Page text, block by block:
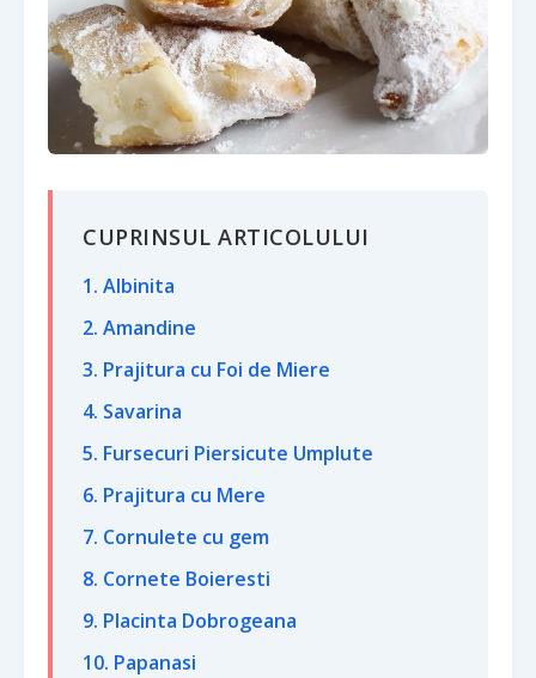
CUPRINSUL ARTICOLULUI
1. Albinita
2. Amandine
3. Prajitura cu Foi de Miere
4. Savarina
5. Fursecuri Piersicute Umplute
6. Prajitura cu Mere
7. Cornulete cu gem
8. Cornete Boieresti
9. Placinta Dobrogeana
10. Papanasi